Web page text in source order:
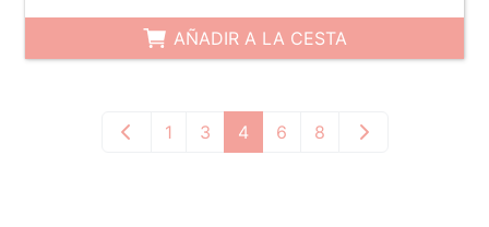
AÑADIR A LA CESTA
1 3 4 6 8